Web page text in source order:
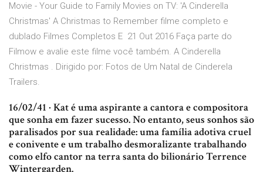
Movie - Your Guide to Family Movies on TV: 'A Cinderella
Christmas' A Christmas to Remember filme completo e
dublado Filmes Completos E 21 Out 2016 Faça parte do
Filmow e avalie este filme você também. A Cinderella
Christmas . Dirigido por: Fotos de Um Natal de Cinderela
Trailers.
16/02/41 · Kat é uma aspirante a cantora e compositora
que sonha em fazer sucesso. No entanto, seus sonhos são
paralisados por sua realidade: uma família adotiva cruel
e conivente e um trabalho desmoralizante trabalhando
como elfo cantor na terra santa do bilionário Terrence
Wintergarden.